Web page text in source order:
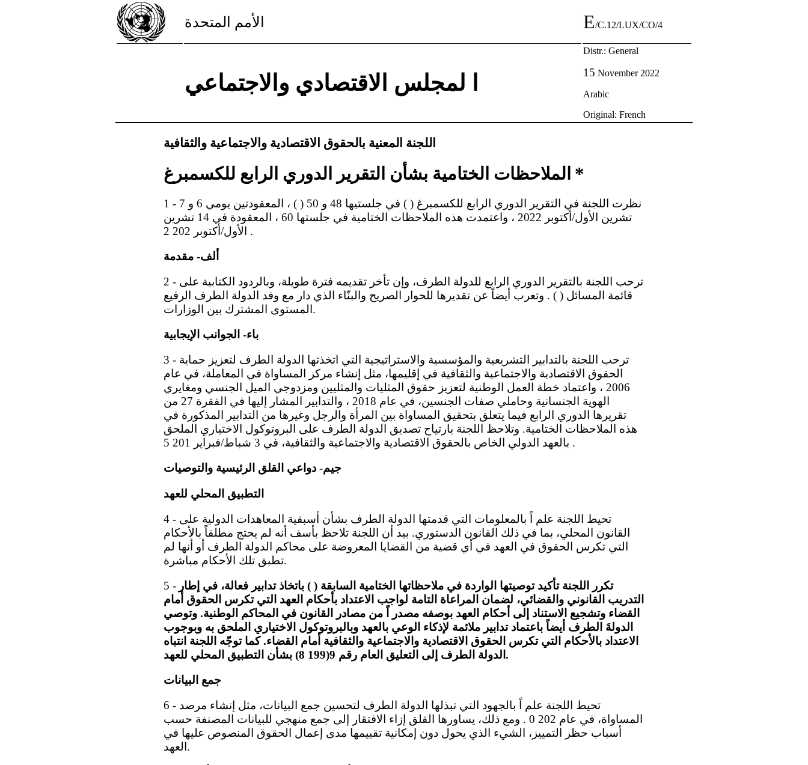
الأمم المتحدة E/C.12/LUX/CO/4
ا لمجلس الاقتصادي والاجتماعي
Distr.: General
15 November 2022
Arabic
Original: French
اللجنة المعنية بالحقوق الاقتصادية والاجتماعية والثقافية
الملاحظات الختامية بشأن التقرير الدوري الرابع للكسمبرغ *
1 - نظرت اللجنة في التقرير الدوري الرابع للكسمبرغ ( ) في جلستيها 48 و 50 ( ) ، المعقودتين يومي 6 و 7
تشرين الأول/أكتوبر 2022 ، واعتمدت هذه الملاحظات الختامية في جلستها 60 ، المعقودة في 14 تشرين
الأول/أكتوبر 202 2 .
ألف- مقدمة
2 - ترحب اللجنة بالتقرير الدوري الرابع للدولة الطرف، وإن تأخر تقديمه فترة طويلة، وبالردود الكتابية على
قائمة المسائل ( ) . وتعرب أيضاً عن تقديرها للحوار الصريح والبنّاء الذي دار مع وفد الدولة الطرف الرفيع
المستوى المشترك بين الوزارات.
باء- الجوانب الإيجابية
3 - ترحب اللجنة بالتدابير التشريعية والمؤسسية والاستراتيجية التي اتخذتها الدولة الطرف لتعزيز حماية
الحقوق الاقتصادية والاجتماعية والثقافية في إقليمها، مثل إنشاء مركز المساواة في المعاملة، في عام
2006 ، واعتماد خطة العمل الوطنية لتعزيز حقوق المثليات والمثليين ومزدوجي الميل الجنسي ومغايري
الهوية الجنسانية وحاملي صفات الجنسين، في عام 2018 ، والتدابير المشار إليها في الفقرة 27 من
تقريرها الدوري الرابع فيما يتعلق بتحقيق المساواة بين المرأة والرجل وغيرها من التدابير المذكورة في
هذه الملاحظات الختامية. وتلاحظ اللجنة بارتياح تصديق الدولة الطرف على البروتوكول الاختياري الملحق
بالعهد الدولي الخاص بالحقوق الاقتصادية والاجتماعية والثقافية، في 3 شباط/فبراير 201 5 .
جيم- دواعي القلق الرئيسية والتوصيات
التطبيق المحلي للعهد
4 - تحيط اللجنة علم اً بالمعلومات التي قدمتها الدولة الطرف بشأن أسبقية المعاهدات الدولية على
القانون المحلي، بما في ذلك القانون الدستوري. بيد أن اللجنة تلاحظ بأسف أنه لم يحتج مطلقاً بالأحكام
التي تكرس الحقوق في العهد في أي قضية من القضايا المعروضة على محاكم الدولة الطرف أو أنها لم
تطبق تلك الأحكام مباشرة.
5 - تكرر اللجنة تأكيد توصيتها الواردة في ملاحظاتها الختامية السابقة ( ) باتخاذ تدابير فعالة، في إطار
التدريب القانوني والقضائي، لضمان المراعاة التامة لواجب الاعتداد بأحكام العهد التي تكرس الحقوق أمام
القضاء وتشجيع الاستناد إلى أحكام العهد بوصفه مصدر اً من مصادر القانون في المحاكم الوطنية. وتوصي
الدولةَ الطرف أيضاً باعتماد تدابير ملائمة لإذكاء الوعي بالعهد وبالبروتوكول الاختياري الملحق به وبوجوب
الاعتداد بالأحكام التي تكرس الحقوق الاقتصادية والاجتماعية والثقافية أمام القضاء. كما توجّه اللجنة انتباه
الدولة الطرف إلى التعليق العام رقم 9(199 8) بشأن التطبيق المحلي للعهد.
جمع البيانات
6 - تحيط اللجنة علم اً بالجهود التي تبذلها الدولة الطرف لتحسين جمع البيانات، مثل إنشاء مرصد
المساواة، في عام 202 0 . ومع ذلك، يساورها القلق إزاء الافتقار إلى جمع منهجي للبيانات المصنفة حسب
أسباب حظر التمييز، الشيء الذي يحول دون إمكانية تقييمها مدى إعمال الحقوق المنصوص عليها في
العهد.